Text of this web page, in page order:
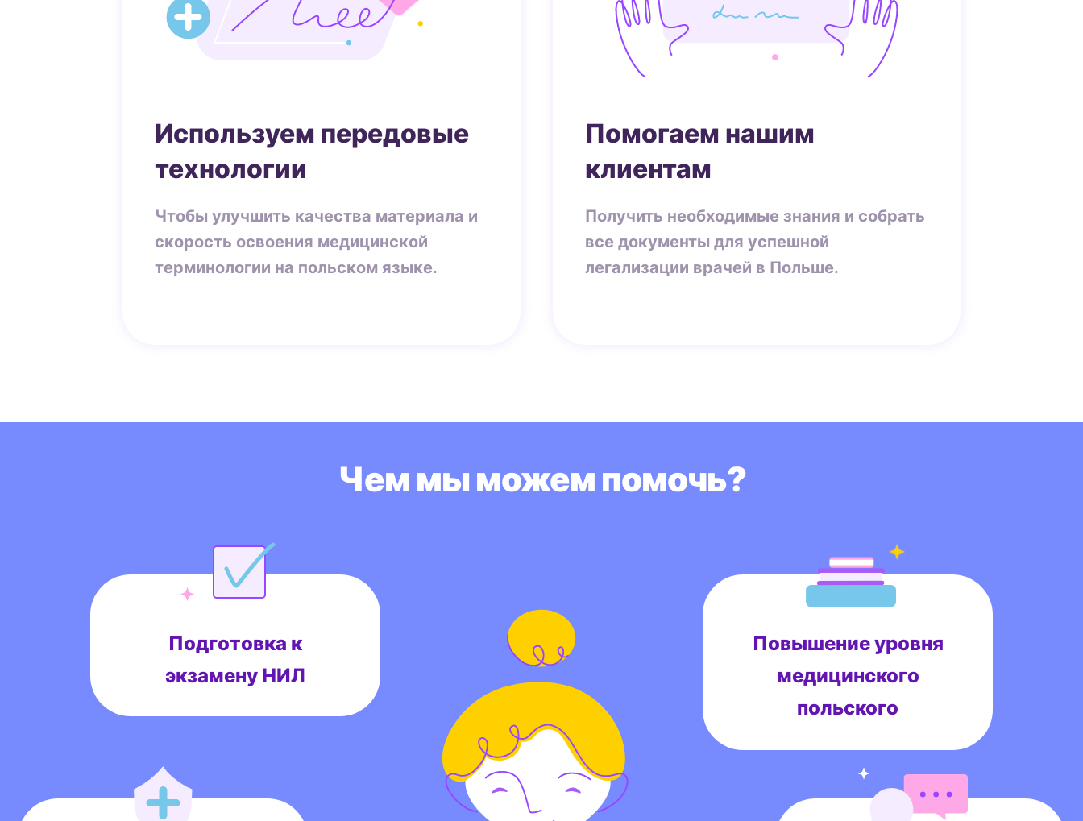
Используем передовые
технологии
Чтобы улучшить качества материала и
скорость освоения медицинской
терминологии на польском языке.
Помогаем нашим
клиентам
Получить необходимые знания и собрать
все документы для успешной
легализации врачей в Польше.
Чем мы можем помочь?
Подготовка к
экзамену НИЛ
Повышение уровня
медицинского
польского